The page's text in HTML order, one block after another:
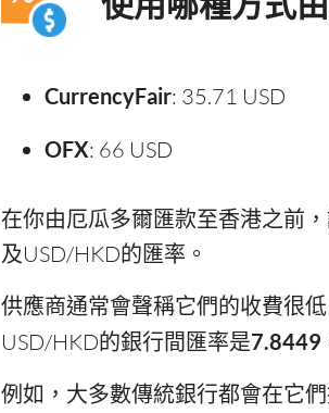
CurrencyFair: 35.71 USD
OFX: 66 USD
在你由厄瓜多爾匯款至香港之前
及USD/HKD的匯率。
供應商通常會聲稱它們的收費很
USD/HKD的銀行間匯率是7.8449
例如，大多數傳統銀行都會在它